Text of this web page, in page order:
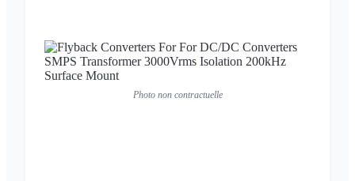
Photo non contractuelle